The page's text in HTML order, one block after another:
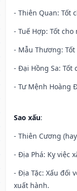
- Thiên Quan: Tốt
- Tuế Hợp: Tốt cho
- Mẫu Thương:
- Đại Hồng Sa: Tốt
- Tư Mệnh Hoàng
Sao xấu:
- Thiên Cương
- Địa Phá: Kỵ việc
- Địa Tặc: Xấu đối
xuất hành.